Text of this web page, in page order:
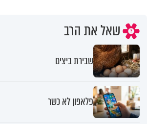
שאל את הרב
שבירת ביצים
פלאפון לא כשר